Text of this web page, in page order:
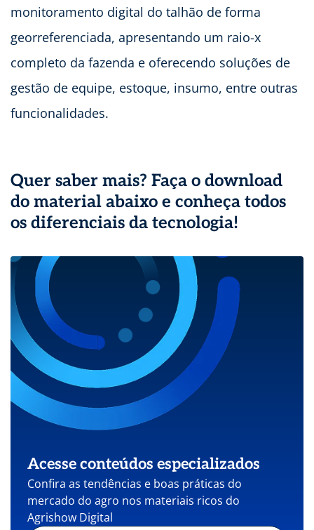
monitoramento digital do talhão de forma
georreferenciada, apresentando um raio-x
completo da fazenda e oferecendo soluções de
gestão de equipe, estoque, insumo, entre outras
funcionalidades.
Quer saber mais? Faça o download
do material abaixo e conheça todos
os diferenciais da tecnologia!
Acesse conteúdos especializados
Confira as tendências e boas práticas do
mercado do agro nos materiais ricos do
Agrishow Digital